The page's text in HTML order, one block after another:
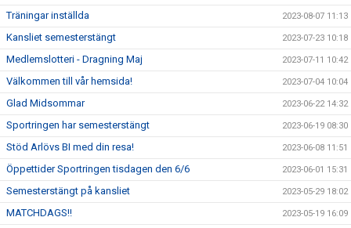
Träningar inställda 2023-08-07 11:13
Kansliet semesterstängt 2023-07-23 10:18
Medlemslotteri - Dragning Maj 2023-07-11 10:42
Välkommen till vår hemsida! 2023-07-04 10:04
Glad Midsommar 2023-06-22 14:32
Sportringen har semesterstängt 2023-06-19 08:30
Stöd Arlövs BI med din resa! 2023-06-08 11:51
Öppettider Sportringen tisdagen den 6/6 2023-06-01 15:31
Semesterstängt på kansliet 2023-05-29 18:02
MATCHDAGS!! 2023-05-19 16:09